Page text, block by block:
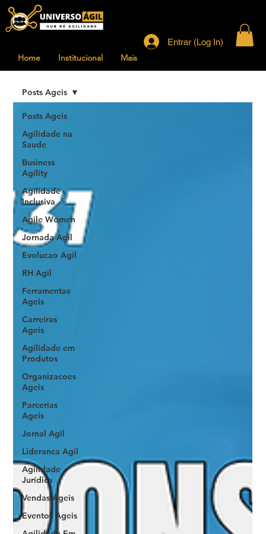
Home Institucional Mais
Entrar (Log In)
Posts Ageis
Agilidade na
Saude
Business
Agility
Agilidade
Inclusiva
Agile Women
Jornada Agil
Evolucao Agil
RH Agil
Ferramentas
Ageis
Carreiras
Ageis
Agilidade em
Produtos
Organizacoes
Ageis
Parcerias
Ageis
Jornal Agil
Lideranca Agil
Agilidade
Jurídica
Vendas Ágeis
Eventos Ageis
Posts Ageis